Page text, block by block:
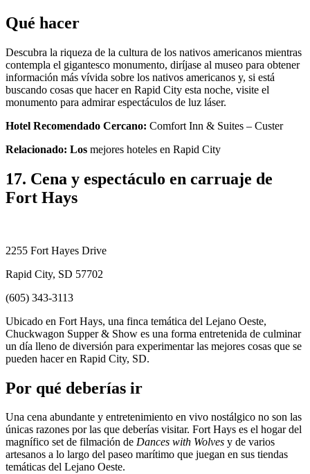
Qué hacer
Descubra la riqueza de la cultura de los nativos americanos mientras
contempla el gigantesco monumento, diríjase al museo para obtener
información más vívida sobre los nativos americanos y, si está
buscando cosas que hacer en Rapid City esta noche, visite el
monumento para admirar espectáculos de luz láser.
Hotel Recomendado Cercano: Comfort Inn & Suites – Custer
Relacionado: Los mejores hoteles en Rapid City
17. Cena y espectáculo en carruaje de
Fort Hays
2255 Fort Hayes Drive
Rapid City, SD 57702
(605) 343-3113
Ubicado en Fort Hays, una finca temática del Lejano Oeste,
Chuckwagon Supper & Show es una forma entretenida de culminar
un día lleno de diversión para experimentar las mejores cosas que se
pueden hacer en Rapid City, SD.
Por qué deberías ir
Una cena abundante y entretenimiento en vivo nostálgico no son las
únicas razones por las que deberías visitar. Fort Hays es el hogar del
magnífico set de filmación de Dances with Wolves y de varios
artesanos a lo largo del paseo marítimo que juegan en sus tiendas
temáticas del Lejano Oeste.